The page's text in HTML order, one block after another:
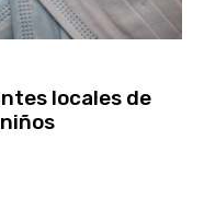
locales de